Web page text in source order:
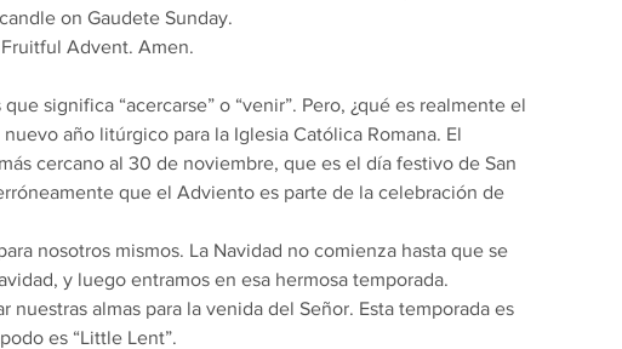
on Gaudete Sunday.
Advent. Amen.
significa “acercarse” o “venir”. Pero, ¿qué es realmente el
año litúrgico para la Iglesia Católica Romana. El
cercano al 30 de noviembre, que es el día festivo de San
que el Adviento es parte de la celebración de
nosotros mismos. La Navidad no comienza hasta que se
y luego entramos en esa hermosa temporada.
nuestras almas para la venida del Señor. Esta temporada es
es “Little Lent”.